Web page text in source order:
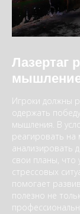
Лазертаг
Игроки должны
одержать
мышления. В
реагировать на
анализировать
свои планы, что
стрессовых
помогает
полезно не